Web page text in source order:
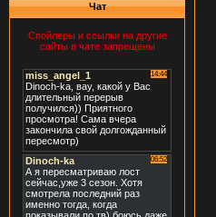
Чат
Спойлеры и ссылки на другие
сайты в чате запрещены